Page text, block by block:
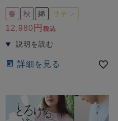
春 秋 綿 サテン
12,980 税込
詳細を見る